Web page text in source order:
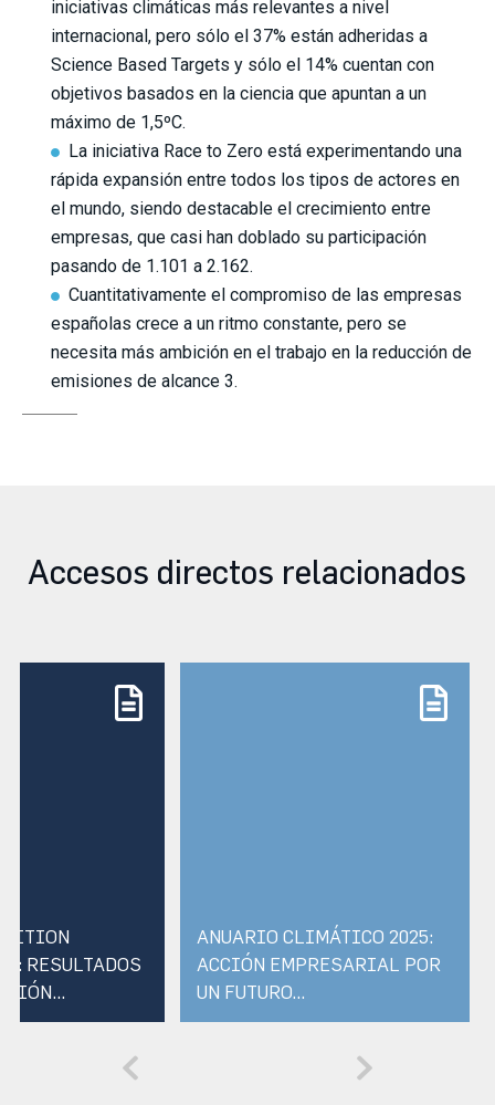
iniciativas climáticas más relevantes a nivel
internacional, pero sólo el 37% están adheridas a
Science Based Targets y sólo el 14% cuentan con
objetivos basados en la ciencia que apuntan a un
máximo de 1,5ºC.
La iniciativa Race to Zero está experimentando una
rápida expansión entre todos los tipos de actores en
el mundo, siendo destacable el crecimiento entre
empresas, que casi han doblado su participación
pasando de 1.101 a 2.162.
Cuantitativamente el compromiso de las empresas
españolas crece a un ritmo constante, pero se
necesita más ambición en el trabajo en la reducción de
emisiones de alcance 3.
Accesos directos relacionados
RESULTADOS
ANUARIO CLIMÁTICO 2025:
ACCIÓN EMPRESARIAL POR
UN FUTURO...